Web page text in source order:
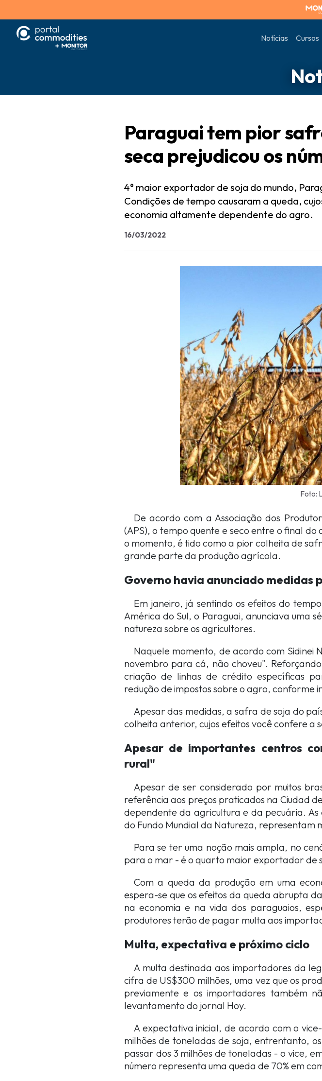
Notícias Cursos
Paraguai tem pior
seca prejudicou os
4° maior exportador de soja do mundo,
Condições de tempo causaram a queda,
economia altamente dependente do agro.
16/03/2022
Foto:
De acordo com a Associação dos
(APS), o tempo quente e seco entre o final
o momento, é tido como a pior colheita de
grande parte da produção agrícola.
Governo havia anunciado medidas
Em janeiro, já sentindo os efeitos do
América do Sul, o Paraguai, anunciava uma
natureza sobre os agricultores.
Naquele momento, de acordo com Sidinei
novembro para cá, não choveu".
criação de linhas de crédito específicas
redução de impostos sobre o agro, conforme
Apesar das medidas, a safra de soja do
colheita anterior, cujos efeitos você confere a
Apesar de importantes centros
rural"
Apesar de ser considerado por muitos
referência aos preços praticados na Ciudad
dependente da agricultura e da pecuária. As
do Fundo Mundial da Natureza, representam
Para se ter uma noção mais ampla, no
para o mar - é o quarto maior exportador de
Com a queda da produção em uma
espera-se que os efeitos da queda abrupta
na economia e na vida dos paraguaios,
produtores terão de pagar multa aos
Multa, expectativa e próximo ciclo
A multa destinada aos importadores da
cifra de US$300 milhões, uma vez que os
previamente e os importadores também
levantamento do jornal Hoy.
A expectativa inicial, de acordo com o
milhões de toneladas de soja, entrentanto,
passar dos 3 milhões de toneladas - o vice,
número representa uma queda de 70% em